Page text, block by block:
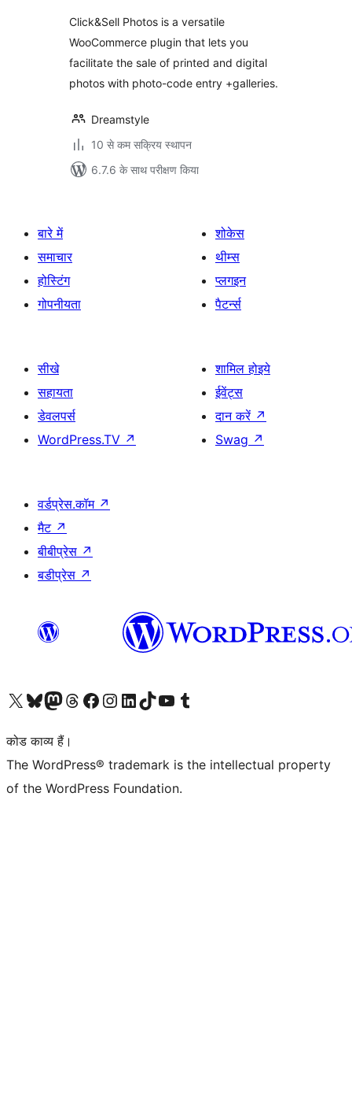
Click&Sell Photos is a versatile
WooCommerce plugin that lets you
facilitate the sale of printed and digital
photos with photo-code entry +galleries.
Dreamstyle
10 से कम सक्रिय स्थापन
6.7.6 के साथ परीक्षण किया
बारे में
समाचार
होस्टिंग
गोपनीयता
शोकेस
थीम्स
प्लगइन
पैटर्न्स
सीखे
सहायता
डेवलपर्स
WordPress.TV ↗
शामिल होइये
ईवेंट्स
दान करें ↗
Swag ↗
वर्डप्रेस.कॉम ↗
मैट ↗
बीबीप्रेस ↗
बडीप्रेस ↗
Visit our X (formerly Twitter) account
हमारे बलुस्की खाते पर जाएँVisit our Mastodon account
हमारे थ्रेड्स अकाउंट पर जाएंहमारे फेसबुक पेज पर जाएँहमारे इंस्टाग्राम अकाउंट पर जाएंहमारे लिंक्डइन खाते पर जाएँहमारे टिकटॉक खाते पर जाएँहमारे यूट्यूब चैनल पर जाएंहमारे Tumblr खाते पर जाएँ
कोड काव्य हैं।
The WordPress® trademark is the intellectual property
of the WordPress Foundation.